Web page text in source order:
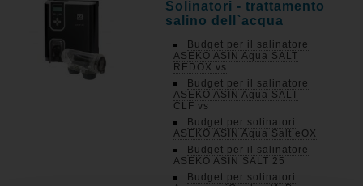
Solinatori - trattamento
salino dell`acqua
Budget per il salinatore
ASEKO ASIN Aqua SALT
REDOX vs
Budget per il salinatore
ASEKO ASIN Aqua SALT
CLF vs
Budget per solinatori
ASEKO ASIN Aqua Salt eOX
Budget per il salinatore
ASEKO ASIN SALT 25
Budget per solinatori